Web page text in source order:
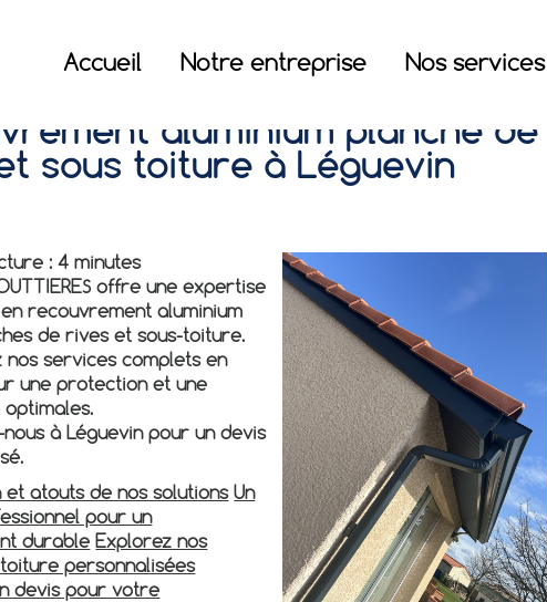
Accueil Notre entreprise Nos services
aluminium planche de
sous toiture à Léguevin
: 4 minutes
offre une expertise
recouvrement aluminium
de rives et sous-toiture.
nos services complets en
une protection et une
à Léguevin pour un devis
et atouts de nos solutions Un
pour un
durable Explorez nos
personnalisées
devis pour votre